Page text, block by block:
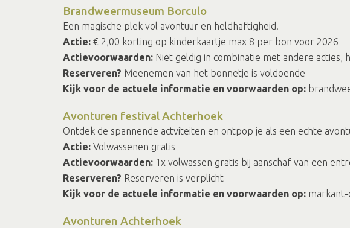
Brandweermuseum Borculo
Een magische plek vol avontuur en heldhaftigheid.
Actie: € 2,00 korting op kinderkaartje max 8 per bon voor 2026
Actievoorwaarden: Niet geldig in combinatie met andere
Reserveren? Meenemen van het bonnetje is voldoende
Kijk voor de actuele informatie en voorwaarden op:
Avonturen festival Achterhoek
Ontdek de spannende actviteiten en ontpop je als een echte
Actie: Volwassenen gratis
Actievoorwaarden: 1x volwassen gratis bij aanschaf van een
Reserveren? Reserveren is verplicht
Kijk voor de actuele informatie en voorwaarden op:
Avonturen Achterhoek